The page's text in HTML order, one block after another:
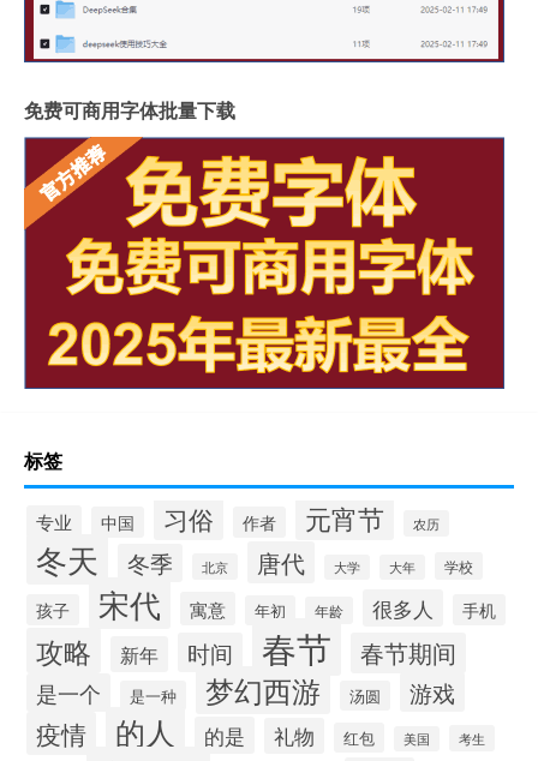
免费可商用字体批量下载
标签
专业 中国 习俗 作者 元宵节 农历
冬天 冬季 北京 唐代 大学 大年 学校
孩子 宋代 寓意 年初 年龄 很多人 手机
攻略 新年 时间 春节 春节期间
是一个 是一种 梦幻西游 汤圆 游戏
疫情 的人 的是 礼物 红包 美国 考生